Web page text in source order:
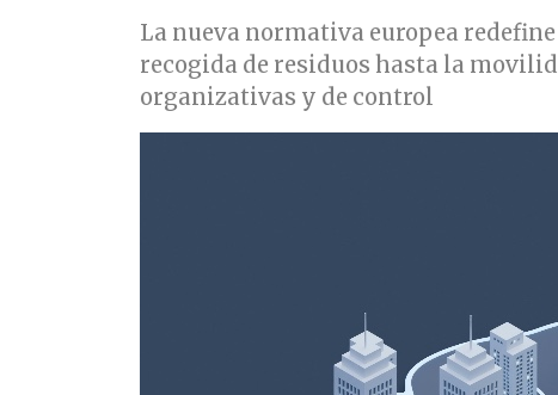
La nueva normativa europea
recogida de residuos hasta la
organizativas y de control